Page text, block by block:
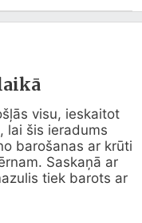
visu, ieskaitot
lai šis ieradums
barošanas ar krūti
Saskaņā ar
tiek barots ar